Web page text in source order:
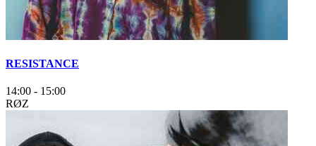
RESISTANCE
14:00 - 15:00
RØZ